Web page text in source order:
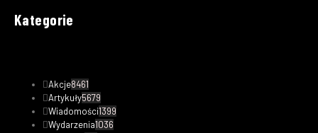
Kategorie
Akcje8461
Artykuły5679
Wiadomości1399
Wydarzenia1036